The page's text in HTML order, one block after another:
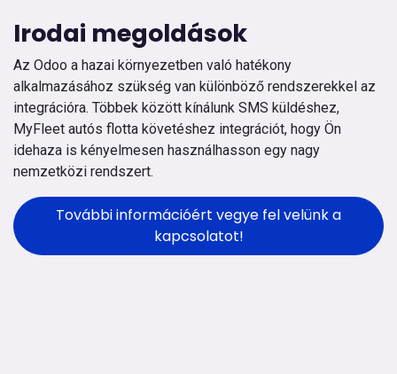
Irodai megoldások
Az Odoo a hazai környezetben való hatékony
alkalmazásához szükség van különböző rendszerekkel az
integrációra. Többek között kínálunk SMS küldéshez,
MyFleet autós flotta követéshez integrációt, hogy Ön
idehaza is kényelmesen használhasson egy nagy
nemzetközi rendszert.
További információért vegye fel velünk a
kapcsolatot!